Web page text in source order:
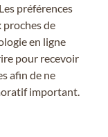
préférences
de
en ligne
pour recevoir
afin de ne
important.